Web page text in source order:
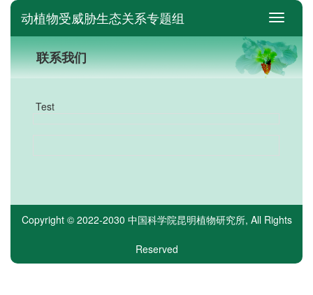
switch
动植物受威胁生态关系专题组
联系我们
Test
Copyright © 2022-2030 中国科学院昆明植物研究所, All Rights
Reserved